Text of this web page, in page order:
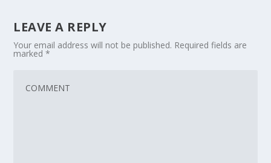
LEAVE A REPLY
Your email address will not be published. Required fields are
marked*